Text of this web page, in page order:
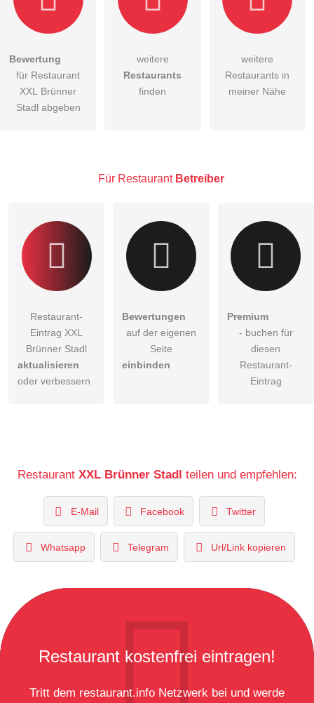
Hiermit akzeptiere ich dieAGB
DieDatenschutzerklärung habe ich zur Kenntnis genommen.
Besucher sichtbar.
Bewertung
für Restaurant
XXL Brünner
Stadl abgeben
weitere
Restaurants
finden
weitere
Restaurants in
meiner Nähe
Für Restaurant Betreiber
Restaurant-
Eintrag XXL
Brünner Stadl
aktualisieren
oder verbessern
Bewertungen
auf der eigenen
Seite
einbinden
Premium
- buchen für
diesen
Restaurant-
Eintrag
Restaurant XXL Brünner Stadl teilen und empfehlen:
E-Mail Facebook Twitter
Whatsapp Telegram Url/Link kopieren
Restaurant kostenfrei eintragen!
Tritt dem restaurant.info Netzwerk bei und werde